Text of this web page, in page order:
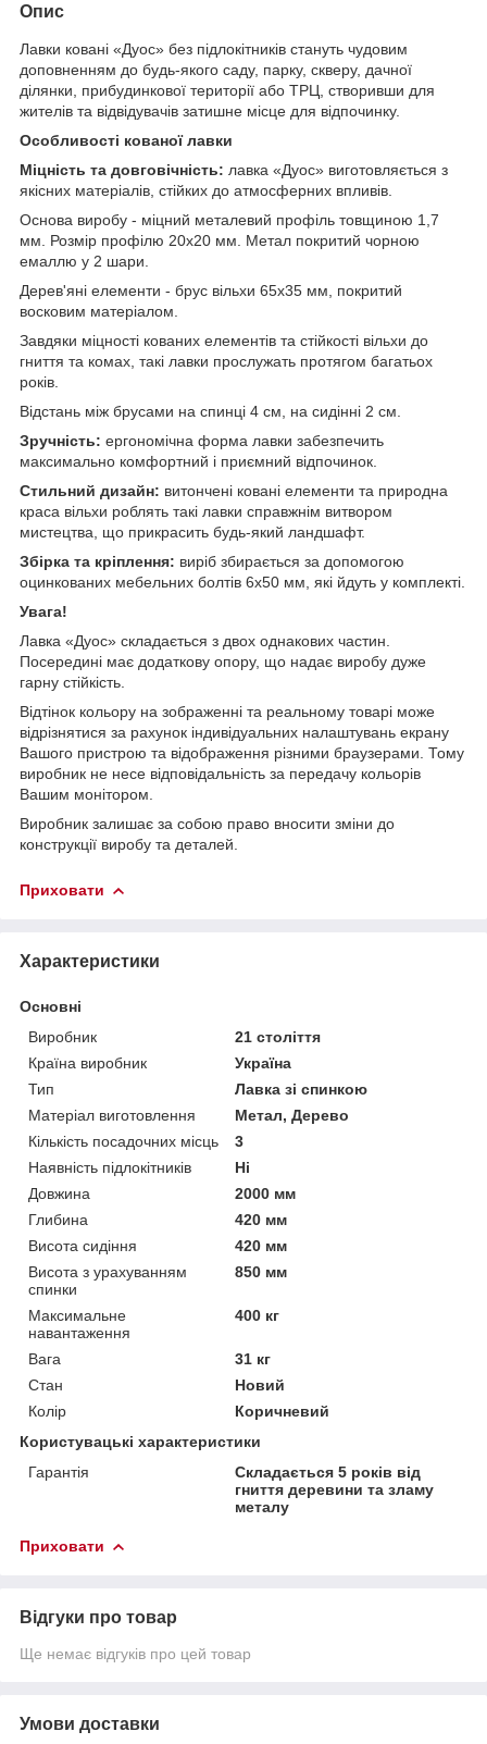
Опис
Лавки ковані «Дуос» без підлокітників стануть чудовим
доповненням до будь-якого саду, парку, скверу, дачної
ділянки, прибудинкової території або ТРЦ, створивши для
жителів та відвідувачів затишне місце для відпочинку.
Особливості кованої лавки
Міцність та довговічність: лавка «Дуос» виготовляється з
якісних матеріалів, стійких до атмосферних впливів.
Основа виробу - міцний металевий профіль товщиною 1,7
мм. Розмір профілю 20х20 мм. Метал покритий чорною
емаллю у 2 шари.
Дерев'яні елементи - брус вільхи 65х35 мм, покритий
восковим матеріалом.
Завдяки міцності кованих елементів та стійкості вільхи до
гниття та комах, такі лавки прослужать протягом багатьох
років.
Відстань між брусами на спинці 4 см, на сидінні 2 см.
Зручність: ергономічна форма лавки забезпечить
максимально комфортний і приємний відпочинок.
Стильний дизайн: витончені ковані елементи та природна
краса вільхи роблять такі лавки справжнім витвором
мистецтва, що прикрасить будь-який ландшафт.
Збірка та кріплення: виріб збирається за допомогою
оцинкованих мебельних болтів 6х50 мм, які йдуть у комплекті.
Увага!
Лавка «Дуос» складається з двох однакових частин.
Посередині має додаткову опору, що надає виробу дуже
гарну стійкість.
Відтінок кольору на зображенні та реальному товарі може
відрізнятися за рахунок індивідуальних налаштувань екрану
Вашого пристрою та відображення різними браузерами. Тому
виробник не несе відповідальність за передачу кольорів
Вашим монітором.
Виробник залишає за собою право вносити зміни до
конструкції виробу та деталей.
Приховати
Характеристики
Основні
Виробник
21 століття
Країна виробник
Україна
Тип
Лавка зі спинкою
Матеріал виготовлення
Метал, Дерево
Кількість посадочних місць
3
Наявність підлокітників
Ні
Довжина
2000 мм
Глибина
420 мм
Висота сидіння
420 мм
Висота з урахуванням
спинки
850 мм
Максимальне
навантаження
400 кг
Вага
31 кг
Стан
Новий
Колір
Коричневий
Користувацькі характеристики
Гарантія
Складається 5 років від
гниття деревини та зламу
металу
Приховати
Відгуки про товар
Ще немає відгуків про цей товар
Умови доставки